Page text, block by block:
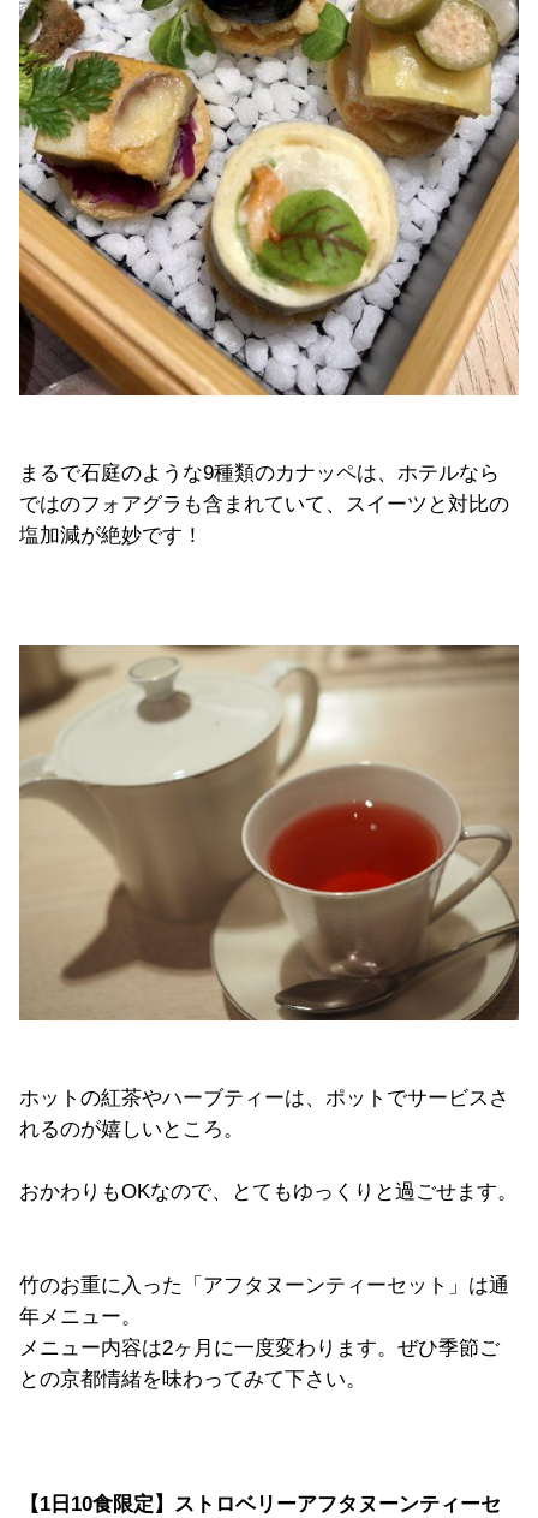
まるで石庭のような9種類のカナッペは、ホテルなら
ではのフォアグラも含まれていて、スイーツと対比の
塩加減が絶妙です！
ホットの紅茶やハーブティーは、ポットでサービスさ
れるのが嬉しいところ。
おかわりもOKなので、とてもゆっくりと過ごせます。
竹のお重に入った「アフタヌーンティーセット」は通
年メニュー。
メニュー内容は2ヶ月に一度変わります。ぜひ季節ご
との京都情緒を味わってみて下さい。
【1日10食限定】ストロベリーアフタヌーンティーセ